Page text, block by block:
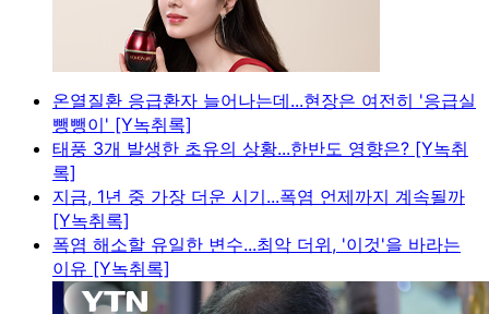
온열질환 응급환자 늘어나는데...현장은 여전히 '응급실
뺑뺑이' [Y녹취록]
태풍 3개 발생한 초유의 상황...한반도 영향은? [Y녹취
록]
지금, 1년 중 가장 더운 시기...폭염 언제까지 계속될까
[Y녹취록]
폭염 해소할 유일한 변수...최악 더위, '이것'을 바라는
이유 [Y녹취록]